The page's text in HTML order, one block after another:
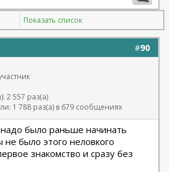
-
ног - Бабикова
Показать список
#90
2 557 раз(а)
1 788 раз(а) в 679 сообщениях
было раньше начинать
было этого неловкого
знакомство и сразу без